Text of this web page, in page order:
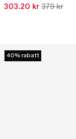
303.20 kr 379 kr
40% rabatt